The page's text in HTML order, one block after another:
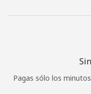
Pagas sólo los